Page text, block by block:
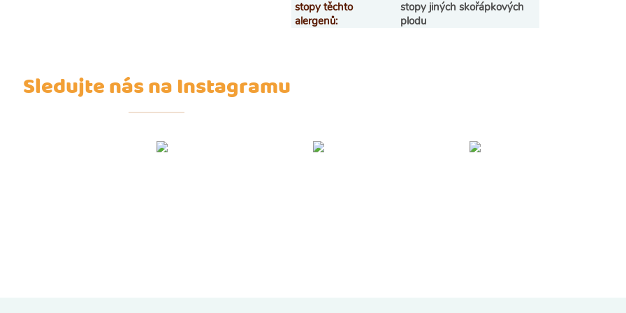
stopy těchto
alergenů:
stopy jiných skořápkových
plodu
Sledujte nás na Instagramu